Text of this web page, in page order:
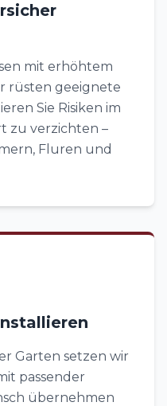
mit erhöhtem
rüsten geeignete
Sie Risiken im
zu verzichten –
Fluren und
Garten setzen wir
passender
übernehmen